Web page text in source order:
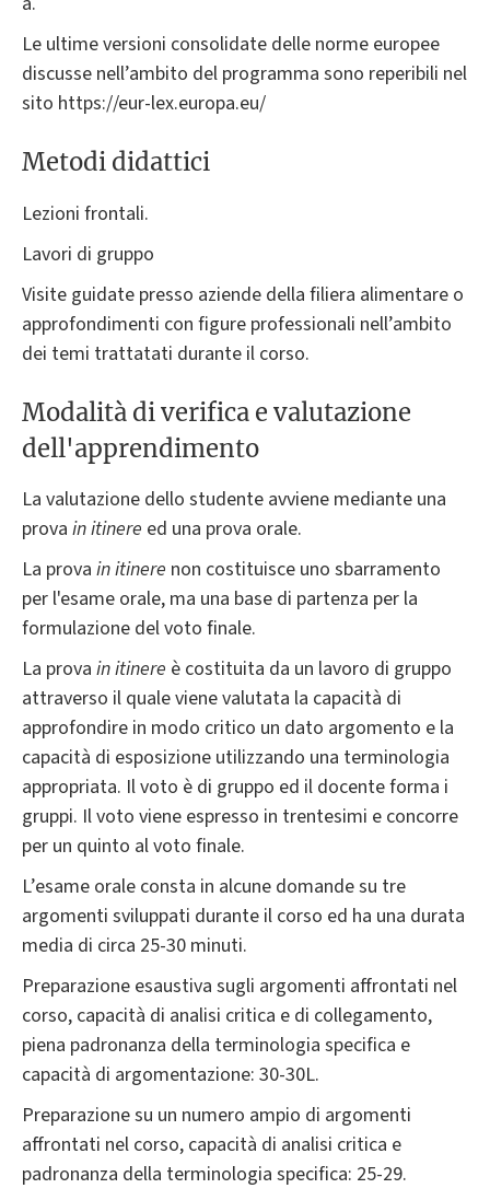
Le ultime versioni consolidate delle norme europee
discusse nell’ambito del programma sono reperibili nel
sito https://eur-lex.europa.eu/
Metodi didattici
Lezioni frontali.
Lavori di gruppo
Visite guidate presso aziende della filiera alimentare o
approfondimenti con figure professionali nell’ambito
dei temi trattatati durante il corso.
Modalità di verifica e valutazione
dell'apprendimento
La valutazione dello studente avviene mediante una
prova in itinere ed una prova orale.
La prova in itinere non costituisce uno sbarramento
per l'esame orale, ma una base di partenza per la
formulazione del voto finale.
La prova in itinere è costituita da un lavoro di gruppo
attraverso il quale viene valutata la capacità di
approfondire in modo critico un dato argomento e la
capacità di esposizione utilizzando una terminologia
appropriata. Il voto è di gruppo ed il docente forma i
gruppi. Il voto viene espresso in trentesimi e concorre
per un quinto al voto finale.
L’esame orale consta in alcune domande su tre
argomenti sviluppati durante il corso ed ha una durata
media di circa 25-30 minuti.
Preparazione esaustiva sugli argomenti affrontati nel
corso, capacità di analisi critica e di collegamento,
piena padronanza della terminologia specifica e
capacità di argomentazione: 30-30L.
Preparazione su un numero ampio di argomenti
affrontati nel corso, capacità di analisi critica e
padronanza della terminologia specifica: 25-29.